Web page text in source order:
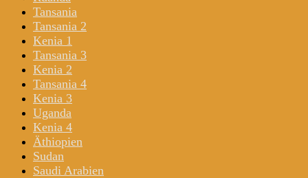
Tansania
Tansania 2
Kenia 1
Tansania 3
Kenia 2
Tansania 4
Kenia 3
Uganda
Kenia 4
Äthiopien
Sudan
Saudi Arabien